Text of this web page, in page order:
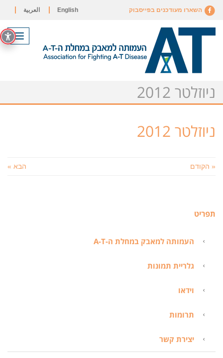
השארו מעודכנים בפייסבוק English العربية
ניוזלטר 2012
ניוזלטר 2012
« הקודם הבא »
תפריט
העמותה למאבק במחלת ה-A-T
גלריית תמונות
וידאו
תרומות
יצירת קשר